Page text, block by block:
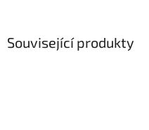
Související produkty